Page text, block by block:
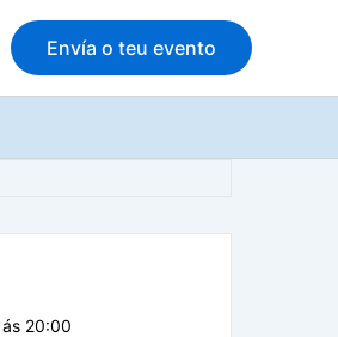
Envía o teu evento
20:00